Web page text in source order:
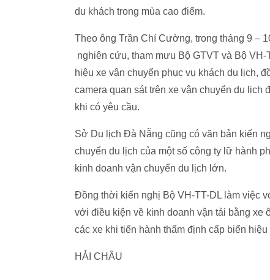
du khách trong mùa cao điểm.
Theo ông Trần Chí Cường, trong tháng 9 –
nghiên cứu, tham mưu Bộ GTVT và Bộ
hiệu xe vận chuyển phục vụ khách du lịch,
camera quan sát trên xe vận chuyển du lịch
khi có yêu cầu.
Sở Du lịch Đà Nẵng cũng có văn bản kiến
chuyển du lịch của một số công ty lữ hành
kinh doanh vận chuyển du lịch lớn.
Đồng thời kiến nghị Bộ VH-TT-DL làm việc
với điều kiện về kinh doanh vận tải bằng xe
các xe khi tiến hành thẩm định cấp biển
HẢI CHÂU